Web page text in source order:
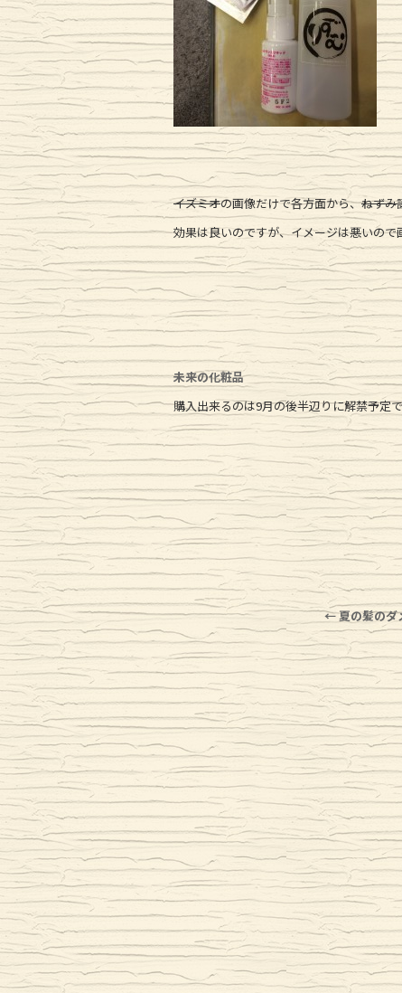
イズミオの画像だけで各方面から、ねずみ
効果は良いのですが、イメージは悪いの
未来の化粧品
購入出来るのは9月の後半辺りに解禁予定
←夏の髪のダ